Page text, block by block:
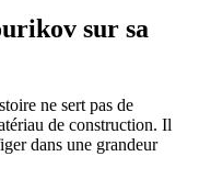
sur sa
ne sert pas de
de construction. Il
dans une grandeur